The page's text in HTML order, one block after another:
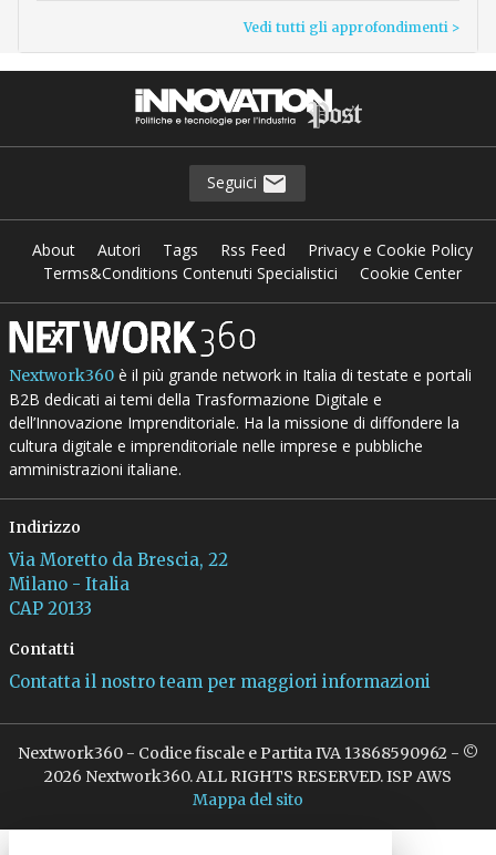
Vedi tutti gli approfondimenti >
Seguici
About Autori Tags Rss Feed
Privacy e Cookie Policy
Terms&Conditions Contenuti Specialistici
Cookie Center
Nextwork360è il più grande network in Italia di testate e portali
B2B dedicati ai temi della Trasformazione Digitale e
dell’Innovazione Imprenditoriale. Ha la missione di diffondere la
cultura digitale e imprenditoriale nelle imprese e pubbliche
amministrazioni italiane.
Indirizzo
Via Moretto da Brescia, 22
Milano - Italia
CAP 20133
Contatti
Contatta il nostro team per maggiori informazioni
Nextwork360 - Codice fiscale e Partita IVA 13868590962 - ©
2026 Nextwork360. ALL RIGHTS RESERVED. ISP AWS
Mappa del sito